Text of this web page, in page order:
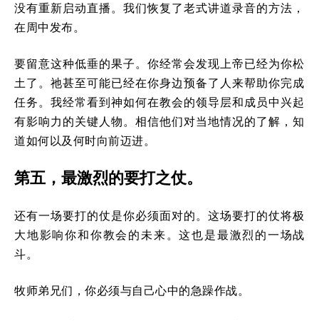
没有重新启动直播。我们恢复了老式讲道录音的方法，
在周中发布。
要留意这种低垂的果子。你经常会发现上帝已经为你松
土了。祂甚至可能已经在你身边预备了人来帮助你完成
任务。我经常看到神如何在教会的领导层和成员中兴起
有影响力的关键人物。相信他们对当地情况的了解，知
道如何以及何时向前迈进。
第五，最激烈的要打之仗。
还有一场要打的仗是你必须面对的。这场要打的仗将极
大地影响你和你教会的未来。这也是最激烈的一场战
斗。
牧师弟兄们，你必须与自己心中的急躁作战。